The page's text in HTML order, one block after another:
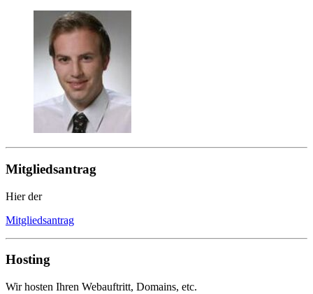
Mitgliedsantrag
Hier der
Mitgliedsantrag
Hosting
Wir hosten Ihren Webauftritt, Domains, etc.